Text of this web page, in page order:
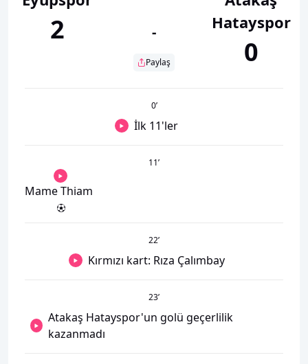
2 -
Paylaş
Hatayspor
0
0’
İlk 11'ler
11’
Mame Thiam
22’
Kırmızı kart: Rıza Çalımbay
23’
Atakaş Hatayspor'un golü geçerlilik
kazanmadı